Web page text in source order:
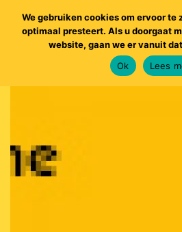
We gebruiken cookies om ervoor te
optimaal presteert. Als u doorgaat
website, gaan we er vanuit
Ok
Lees